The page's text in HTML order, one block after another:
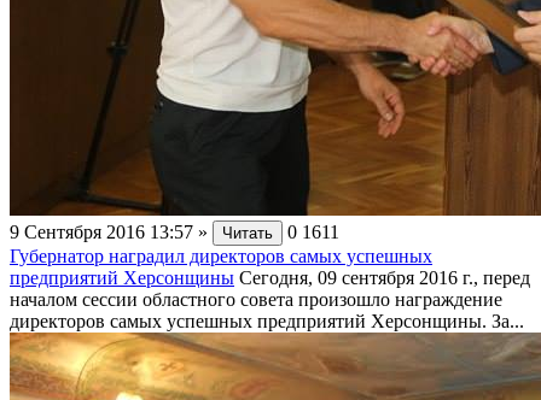
9 Сентября 2016 13:57 » Читать 0 1611
Губернатор наградил директоров самых успешных
предприятий Херсонщины Сегодня, 09 сентября 2016 г., перед
началом сессии областного совета произошло награждение
директоров самых успешных предприятий Херсонщины. За...